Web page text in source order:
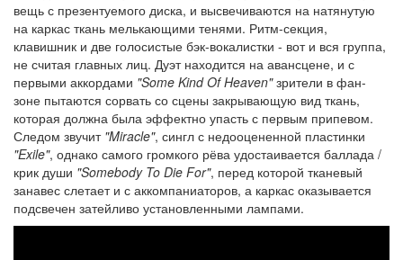
вещь с презентуемого диска, и высвечиваются на натянутую
на каркас ткань мелькающими тенями. Ритм-секция,
клавишник и две голосистые бэк-вокалистки - вот и вся группа,
не считая главных лиц. Дуэт находится на авансцене, и с
первыми аккордами "Some Kind Of Heaven"зрители в фан-
зоне пытаются сорвать со сцены закрывающую вид ткань,
которая должна была эффектно упасть с первым припевом.
Следом звучит "Miracle", сингл с недооцененной пластинки
"Exile", однако самого громкого рёва удостаивается баллада /
крик души "Somebody To Die For", перед которой тканевый
занавес слетает и с аккомпаниаторов, а каркас оказывается
подсвечен затейливо установленными лампами.